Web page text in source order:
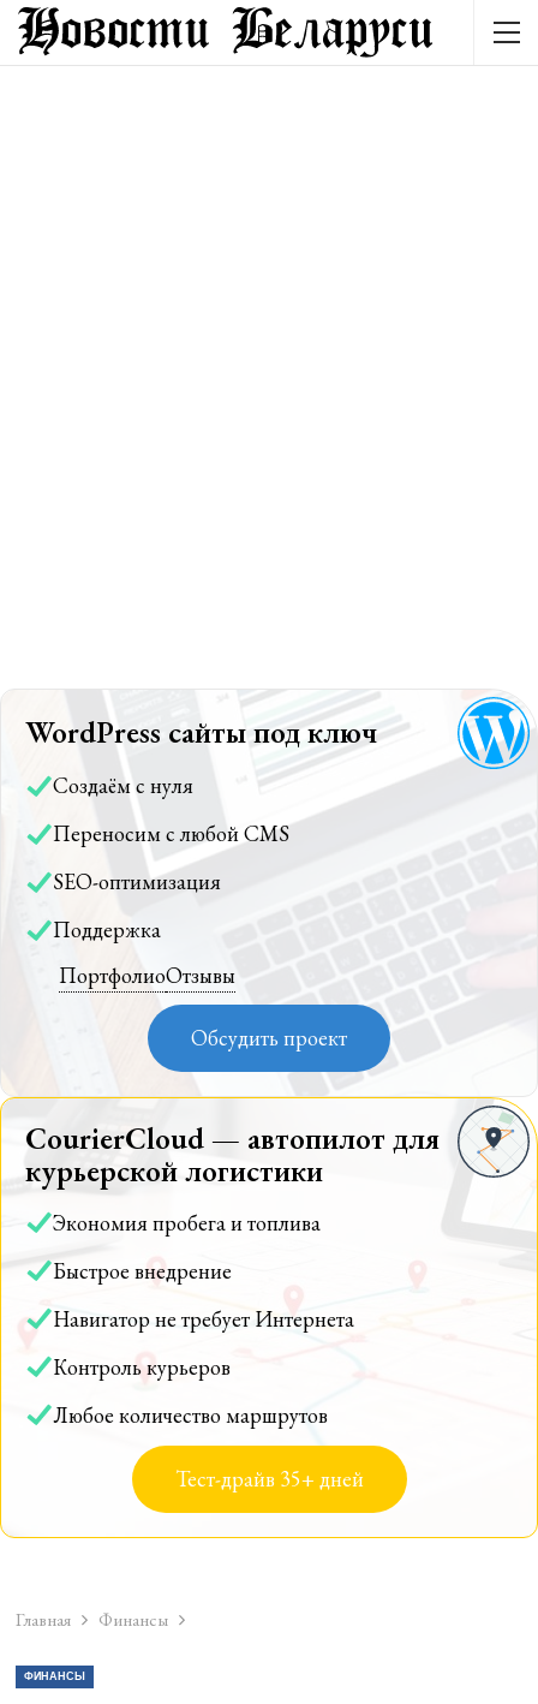
WordPress сайты под ключ
Создаём с нуля
Переносим с любой CMS
SEO-оптимизация
Поддержка
ПортфолиоОтзывы
Обсудить проект
CourierCloud — автопилот для
курьерской логистики
Экономия пробега и топлива
Быстрое внедрение
Навигатор не требует Интернета
Контроль курьеров
Любое количество маршрутов
Тест-драйв 35+ дней
Главная Финансы
ФИНАНСЫ